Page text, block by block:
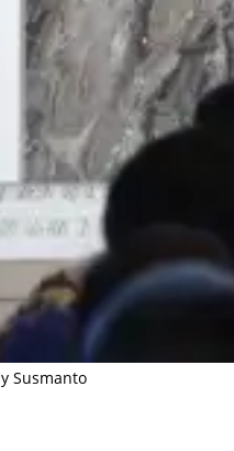
Susmanto